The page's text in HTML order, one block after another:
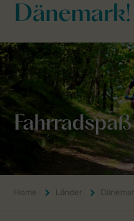
Dänemark!
Fahrradspaß
Home Länder